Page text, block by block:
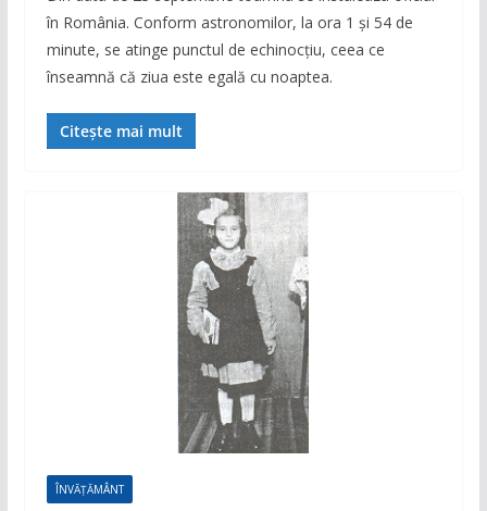
în România. Conform astronomilor, la ora 1 şi 54 de
minute, se atinge punctul de echinocţiu, ceea ce
înseamnă că ziua este egală cu noaptea.
Citește mai mult
ÎNVĂȚĂMÂNT